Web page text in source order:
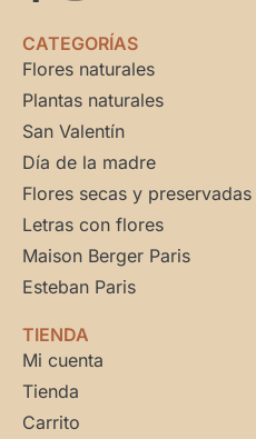
CATEGORÍAS
Flores naturales
Plantas naturales
San Valentín
Día de la madre
Flores secas y preservadas
Letras con flores
Maison Berger Paris
Esteban Paris
TIENDA
Mi cuenta
Tienda
Carrito